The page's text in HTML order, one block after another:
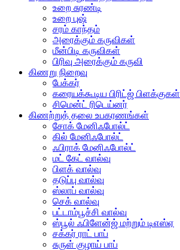
உறை சுரண்டி
உறை புஷ்
சரம் காந்தம்
அரைக்கும் கருவிகள்
மீன்பிடி கருவிகள்
பிரிவு அரைக்கும் கருவி
கிணறு நிறைவு
பேக்கர்
கரையக்கூடிய பிரிட்ஜ் பிளக்குகள்
சிமென்ட் ரிடெய்னர்
கிணற்றுத் தலை உபகரணங்கள்
சோக் மேனிஃபோல்ட்
கில் மேனிஃபோல்ட்
ஃபிராக் மேனிஃபோல்ட்
மட் கேட் வால்வு
பிளக் வால்வு
தடுப்பு வால்வு
ஸ்லாப் வால்வு
செக் வால்வு
பட்டாம்பூச்சி வால்வு
ஸ்பூல் ஃபிளேன்ஜ் மற்றும் டிஎஸ்ஏ
சக்கர் ராட் பாப்
சுருள் குழாய் பாப்